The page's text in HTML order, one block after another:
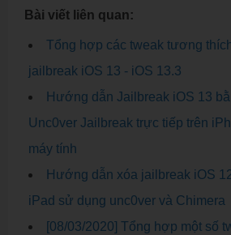
Bài viết liên quan:
Tổng hợp các tweak tương
jailbreak iOS 13 - iOS 13.3
Hướng dẫn Jailbreak iOS 13
Unc0ver Jailbreak trực tiếp trên
máy tính
Hướng dẫn xóa jailbreak iOS
iPad sử dụng unc0ver và Chimera
[08/03/2020] Tổng hợp một số